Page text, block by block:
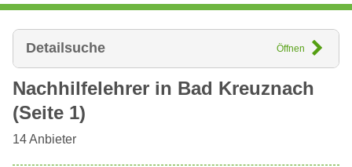
Detailsuche Öffnen
Nachhilfelehrer in Bad Kreuznach
(Seite 1)
14Anbieter